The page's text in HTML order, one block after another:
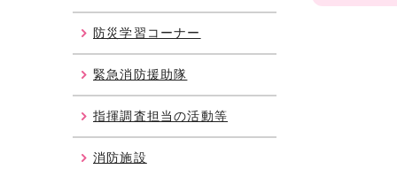
防災学習コーナー
緊急消防援助隊
指揮調査担当の活動等
消防施設